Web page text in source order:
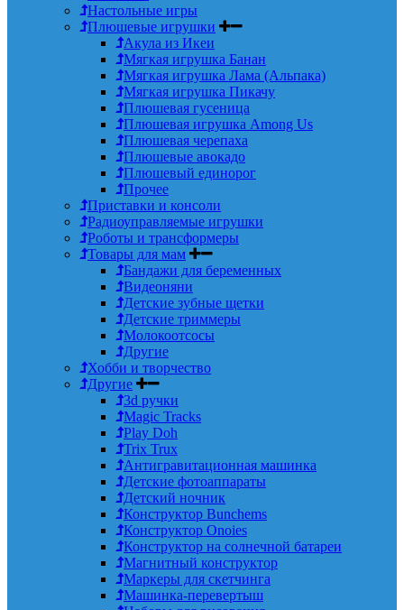
Настольные игры
Плюшевые игрушки
Акула из Икеи
Мягкая игрушка Банан
Мягкая игрушка Лама (Альпака)
Мягкая игрушка Пикачу
Плюшевая гусеница
Плюшевая игрушка Among Us
Плюшевая черепаха
Плюшевые авокадо
Плюшевый единорог
Прочее
Приставки и консоли
Радиоуправляемые игрушки
Роботы и трансформеры
Товары для мам
Бандажи для беременных
Видеоняни
Детские зубные щетки
Детские триммеры
Молокоотсосы
Другие
Хобби и творчество
Другие
3d ручки
Magic Tracks
Play Doh
Trix Trux
Антигравитационная машинка
Детские фотоаппараты
Детский ночник
Конструктор Bunchems
Конструктор Onoies
Конструктор на солнечной батареи
Магнитный конструктор
Маркеры для скетчинга
Машинка-перевертыш